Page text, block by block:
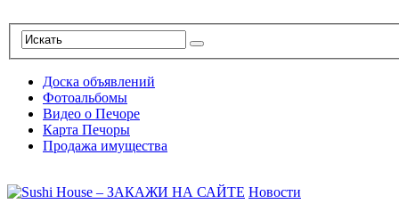
Доска объявлений
Фотоальбомы
Видео о Печоре
Карта Печоры
Продажа имущества
Новости